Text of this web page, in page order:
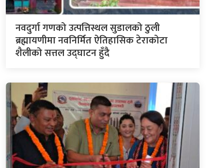
नवदुर्गा गणको उत्पत्तिस्थल सुडालको ठुली
ब्रह्मायणीमा नवनिर्मित ऐतिहासिक टेराकोटा
शैलीको सत्तल उद्घाटन हुँदै